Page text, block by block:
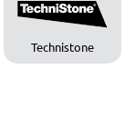
Technistone